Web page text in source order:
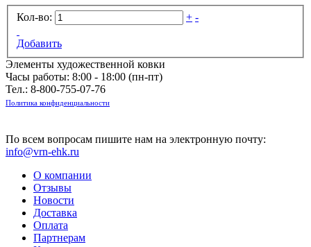
Кол-во: + -
Добавить
Элементы художественной ковки
Часы работы: 8:00 - 18:00 (пн-пт)
Тел.: 8-800-755-07-76
Политика конфиденциальности
По всем вопросам пишите нам на электронную почту:
info@vrn-ehk.ru
О компании
Отзывы
Новости
Доставка
Оплата
Партнерам